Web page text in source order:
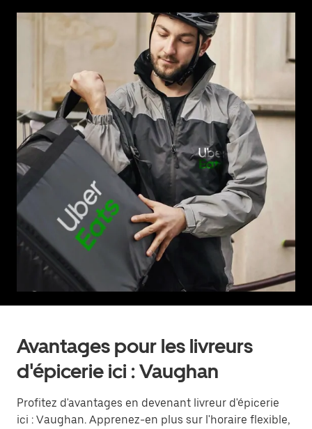
Avantages pour les livreurs
d'épicerie ici : Vaughan
Profitez d'avantages en devenant livreur d'épicerie
ici : Vaughan. Apprenez-en plus sur l'horaire flexible,